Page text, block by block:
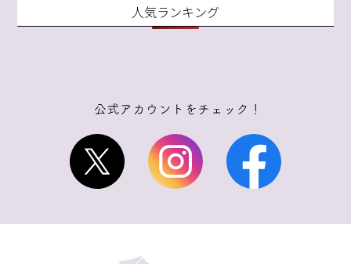
人気ランキング